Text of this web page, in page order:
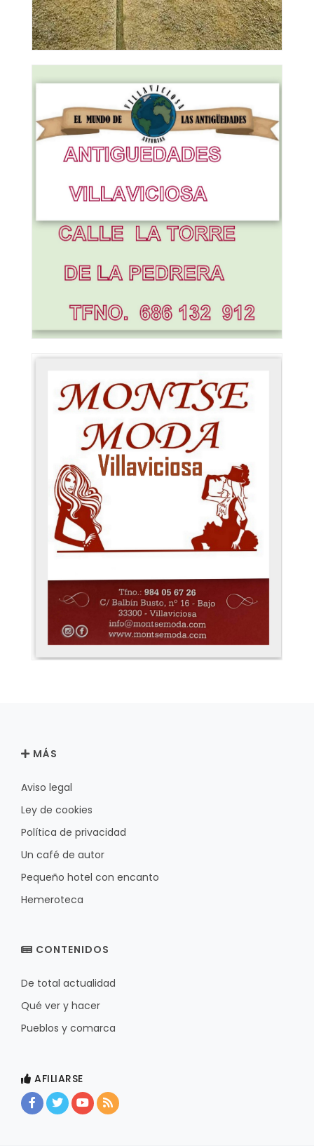
MÁS
Aviso legal
Ley de cookies
Política de privacidad
Un café de autor
Pequeño hotel con encanto
Hemeroteca
CONTENIDOS
De total actualidad
Qué ver y hacer
Pueblos y comarca
AFILIARSE